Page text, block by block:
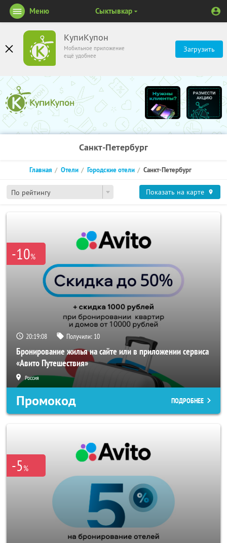
КупиКупон
Мобильное приложение
ещё удобнее
Загрузить
Меню Сыктывкар
Санкт-Петербург
По рейтингу
Главная Отели Городские отели Санкт-Петербург
Показать на карте
-10%
20:19:08 Получили: 10
Бронирование жилья на сайте или в приложении сервиса
«Авито Путешествия»
Россия
Промокод ПОДРОБНЕЕ
-5%